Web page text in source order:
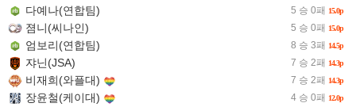
5 승 0패 15.0p
다예나(연합팀)
5 승 0패 15.0p
졈니(씨나인)
8 승 3패 14.5p
엄보리(연합팀)
7 승 2패 14.3p
쟈닌(JSA)
7 승 2패 14.3p
비재희(와플대)
4 승 0패 12.0p
장윤철(케이대)